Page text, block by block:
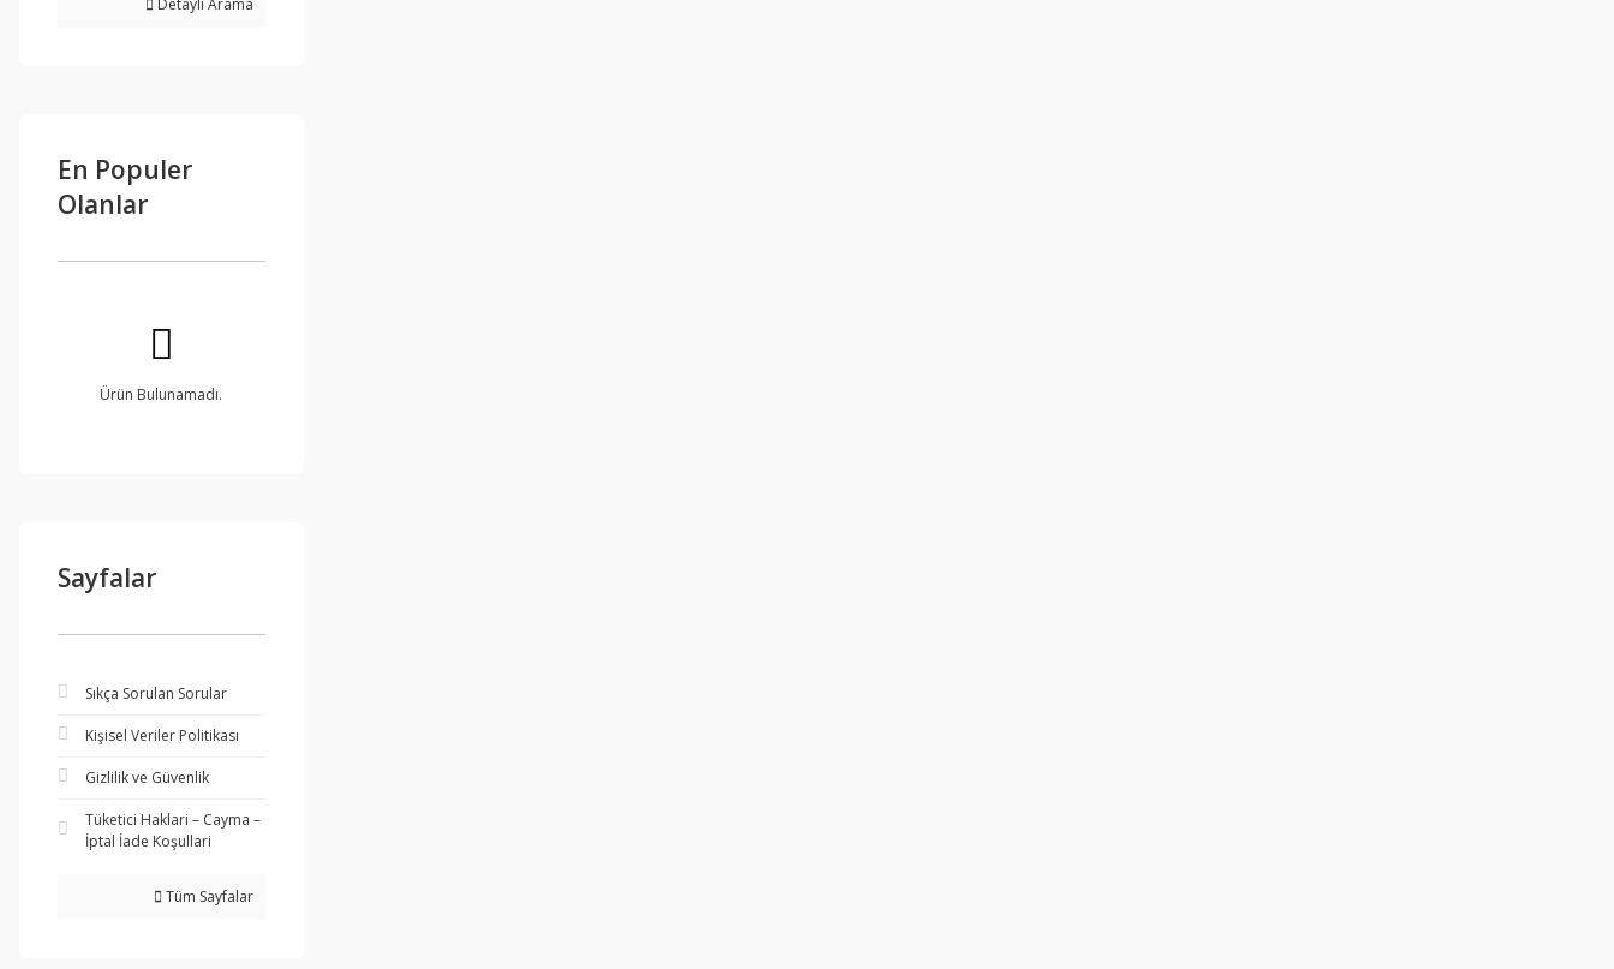
Detaylı Arama
En Populer
Olanlar
Ürün Bulunamadı.
Sayfalar
Sıkça Sorulan Sorular
Kişisel Veriler Politikası
Gizlilik ve Güvenlik
Tüketici Haklari – Cayma –
İptal İade Koşullari
Tüm Sayfalar